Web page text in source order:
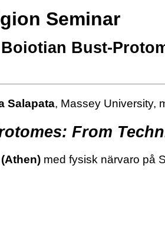
Seminar
Bust-
Salapata, Massey University,
From
med fy­sisk när­va­ro på